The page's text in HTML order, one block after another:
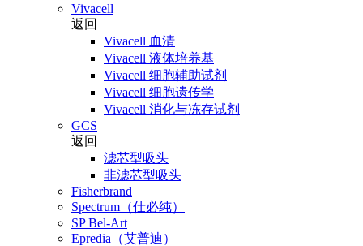
Vivacell
返回
Vivacell 血清
Vivacell 液体培养基
Vivacell 细胞辅助试剂
Vivacell 细胞遗传学
Vivacell 消化与冻存试剂
GCS
返回
滤芯型吸头
非滤芯型吸头
Fisherbrand
Spectrum（仕必纯）
SP Bel-Art
Epredia（艾普迪）